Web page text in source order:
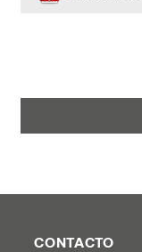
CONTACTO